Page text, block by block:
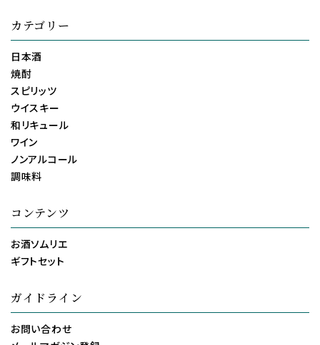
カテゴリー
日本酒
焼酎
スピリッツ
ウイスキー
和リキュール
ワイン
ノンアルコール
調味料
コンテンツ
お酒ソムリエ
ギフトセット
ガイドライン
お問い合わせ